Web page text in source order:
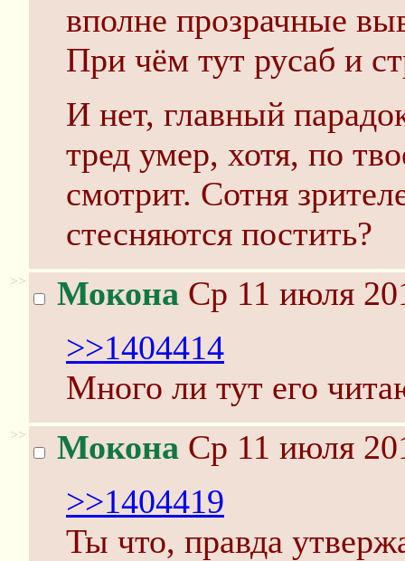
вполне прозрачные
При чём тут русаб и
И нет, главный
тред умер, хотя, по
смотрит. Сотня
стесняются постить?
>> Мокона Ср 11 июля
>>1404414
Много ли тут его
>> Мокона Ср 11 июля
>>1404419
Ты что, правда